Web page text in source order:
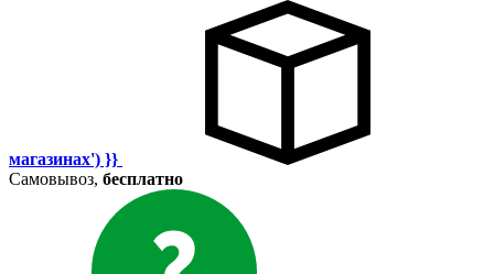
магазинах') }}
Самовывоз, бесплатно